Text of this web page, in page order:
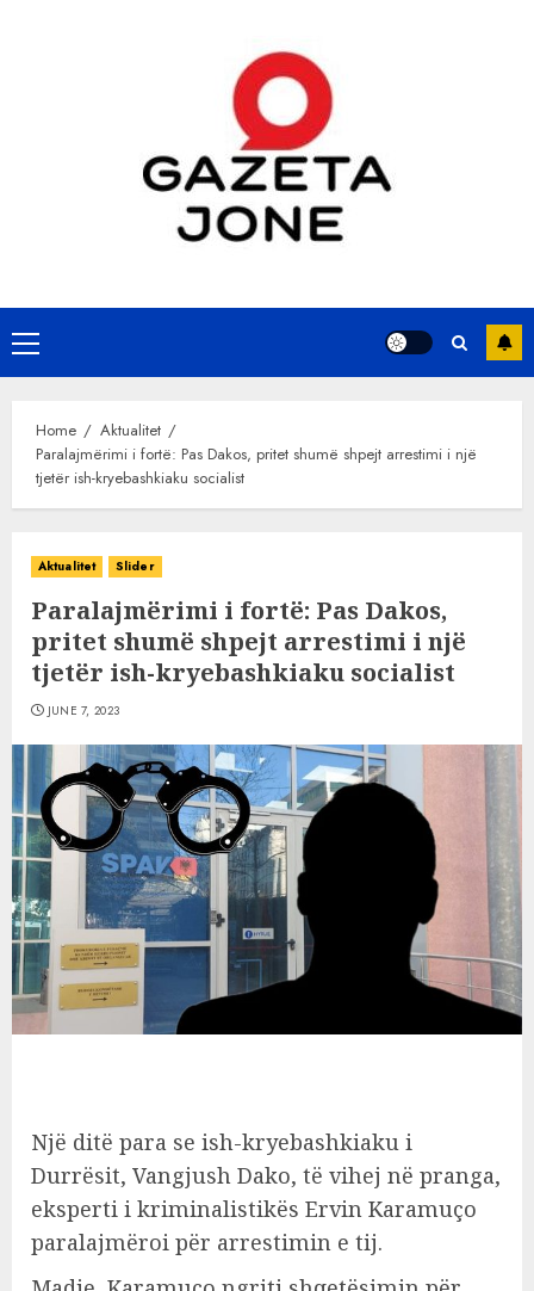
Primary
Menu
Home
Aktualitet
Paralajmërimi i fortë: Pas Dakos, pritet shumë shpejt arrestimi i një
tjetër ish-kryebashkiaku socialist
Aktualitet Slider
Paralajmërimi i fortë: Pas Dakos,
pritet shumë shpejt arrestimi i një
tjetër ish-kryebashkiaku socialist
JUNE 7, 2023
Një ditë para se ish-kryebashkiaku i
Durrësit, Vangjush Dako, të vihej në pranga,
eksperti i kriminalistikës Ervin Karamuço
paralajmëroi për arrestimin e tij.